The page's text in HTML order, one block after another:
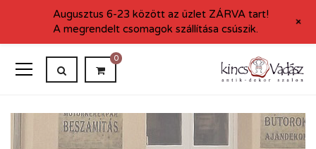
0
Augusztus 6-23 között az üzlet ZÁRVA tart!
A megrendelt csomagok szállítása csúszik.
+